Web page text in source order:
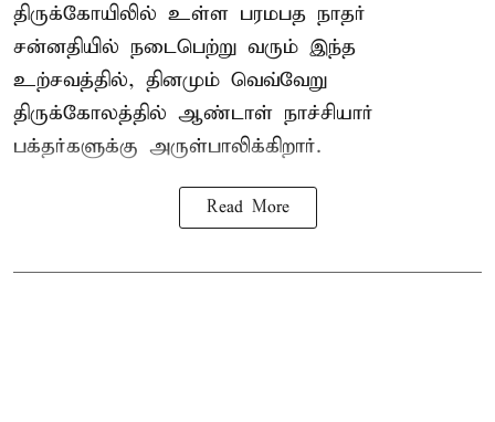
திருக்கோயிலில் உள்ள பரமபத நாதர்
சன்னதியில் நடைபெற்று வரும் இந்த
உற்சவத்தில், தினமும் வெவ்வேறு
திருக்கோலத்தில் ஆண்டாள் நாச்சியார்
பக்தர்களுக்கு அருள்பாலிக்கிறார்.
Read More